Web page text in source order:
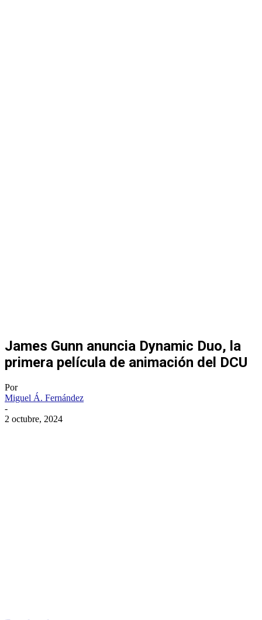
James Gunn anuncia Dynamic Duo, la
primera película de animación del DCU
Por
Miguel Á. Fernández
-
2 octubre, 2024